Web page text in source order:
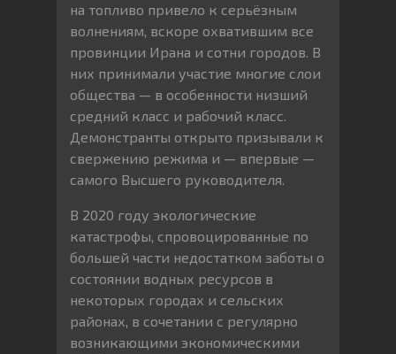
на топливо привело к серьёзным
волнениям, вскоре охватившим все
провинции Ирана и сотни городов. В
них принимали участие многие слои
общества — в особенности низший
средний класс и рабочий класс.
Демонстранты открыто призывали к
свержению режима и — впервые —
самого Высшего руководителя.
В 2020 году экологические
катастрофы, спровоцированные по
большей части недостатком заботы о
состоянии водных ресурсов в
некоторых городах и сельских
районах, в сочетании с регулярно
возникающими экономическими